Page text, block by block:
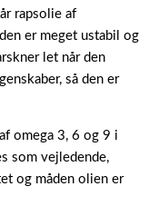
rapsolie af
er meget ustabil og
let når den
så den er
omega 3, 6 og 9 i
som vejledende,
og måden olien er